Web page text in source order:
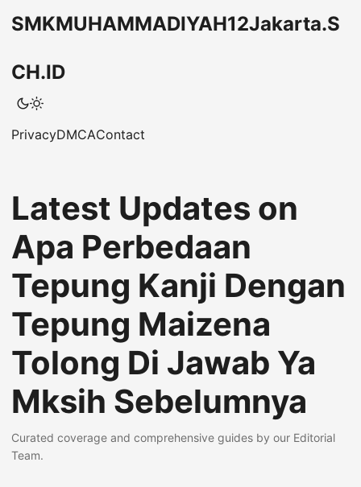
SMKMUHAMMADIYAH12Jakarta.S
CH.ID
PrivacyDMCAContact
Latest Updates on
Apa Perbedaan
Tepung Kanji Dengan
Tepung Maizena
Tolong Di Jawab Ya
Mksih Sebelumnya
Curated coverage and comprehensive guides by our Editorial
Team.